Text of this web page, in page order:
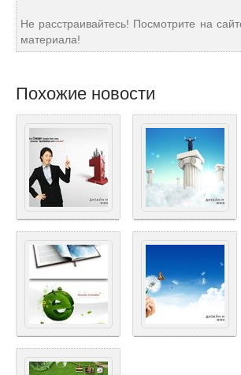
Не расстраивайтесь! Посмотрите на
материала!
Похожие новости